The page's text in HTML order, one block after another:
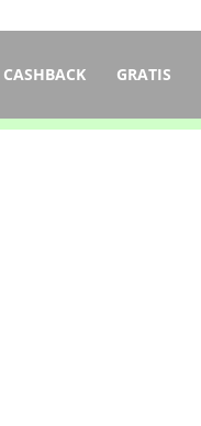
CASHBACK GRATIS